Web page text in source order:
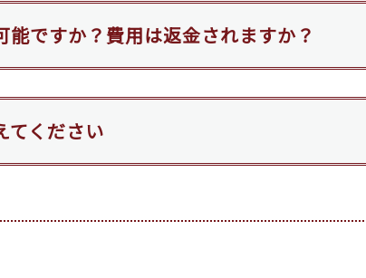
能ですか？費用は返金されますか？
てください